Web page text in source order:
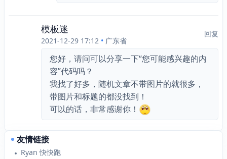
模板迷
2021-12-29 17:12 • 广东省
回复
您好，请问可以分享一下“您可能感兴趣的内
容”代码吗？
我找了好多，随机文章不带图片的就很多，
带图片和标题的都没找到！
可以的话，非常感谢你！
友情链接
Ryan 快快跑